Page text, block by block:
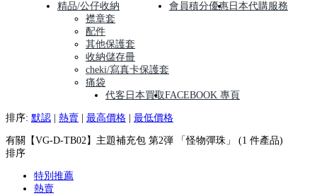
精品/公仔收納
襟章套
配件
其他保護套
收納儲存冊
cheki/寫真卡保護套
痛袋
會員積分優惠 日本代購服務
代客日本買取FACEBOOK 專頁
排序: 默認 熱賣 最高價格 最低價格
有關【VG-D-TB02】主題補充包 第2弾 「怪物彈珠」 (1 件產品)
排序
特別推薦
熱賣